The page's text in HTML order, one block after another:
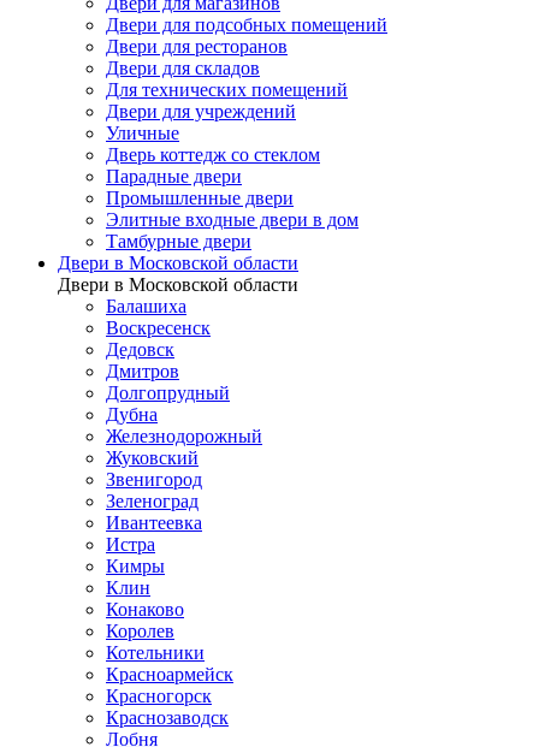
Двери для подсобных помещений
Двери для ресторанов
Двери для складов
Для технических помещений
Двери для учреждений
Уличные
Дверь коттедж со стеклом
Парадные двери
Промышленные двери
Элитные входные двери в дом
Тамбурные двери
Двери в Московской области
Двери в Московской области
Балашиха
Воскресенск
Дедовск
Дмитров
Долгопрудный
Дубна
Железнодорожный
Жуковский
Звенигород
Зеленоград
Ивантеевка
Истра
Кимры
Клин
Конаково
Королев
Котельники
Красноармейск
Красногорск
Краснозаводск
Лобня